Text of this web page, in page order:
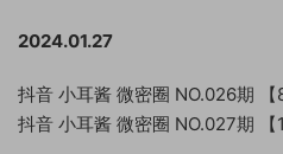
2024.01.27
抖音 小耳酱 微密圈 NO.026期 【
抖音 小耳酱 微密圈 NO.027期 【